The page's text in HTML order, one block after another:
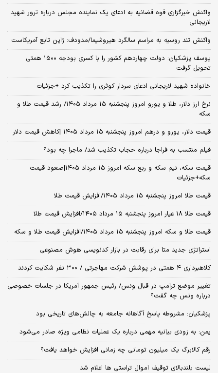
واکنش خبرگزاری قوه قضائیه به ادعای یک نماینده مجلس درباره ترور شهید
لاریجانی
واکنش تند روسیه به مراسم سالگرد هیروشیما/مدودف: ژاپن تابع آمریکاست
یوسف پزشکیان: دولت چهاردهم کشور را با کسری بودجه ۱۵۰۰ همتی
تحویل گرفت
خانواده شهید لاریجانی ادعای سردار کوثری را تکذیب کرد +جزئیات
نرخ ارز دلار، طلا و یورو امروز پنجشنبه ۱۵ مرداد ۱۴۰۵/ رشد قیمت طلا و
سکه
قیمت دلار، یورو و درهم امروز پنجشنبه ۱۵ مرداد ۱۴۰۵ |کاهش قیمت دلار
فیلم منتسب به فراجا درباره حجاب تکذیب شد/ ماجرا چه بود؟
قیمت سکه، نیم سکه و ربع سکه امروز ۱۵ مرداد ۱۴۰۵|صعود قیمت
سکه+جزئیات
قیمت طلا امروز پنجشنبه ۱۵ مرداد ۱۴۰۵/افزایش قیمت طلا
قیمت طلا ۱۸ عیار امروز پنجشنبه ۱۵ مرداد ۱۴۰۵/افزایش قیمت طلا
قیمت طلا و سکه امروز پنجشنبه ۱۵ مرداد ۱۴۰۵/افزایش قیمت طلا و سکه
استراتژی جدید متا برای رقابت در بازار کدنویسی هوش مصنوعی
کلاهبرداری ۴ همتی در پوشش شرکت مهاجرتی / ۳۰۰ نفر شکایت کردند
تغییر موضع ترامپ در قبال ونس/ رئیس جمهور آمریکا در جلسات خصوصی
درباره ونس چه گفت؟
پزشکیان: مشروطه پاسخ آگاهانه جامعه به چالش‌های تاریخی بود
یمن: به زودی بیانیه مهمی درباره یک عملیات نظامی ویژه صادر می‌شود
رقم کالابرگ یک میلیون تومانی چه زمانی افزایش خواهد یافت؟
لیست بلندبالای توقیف اموال تراستی ها اعلام شد